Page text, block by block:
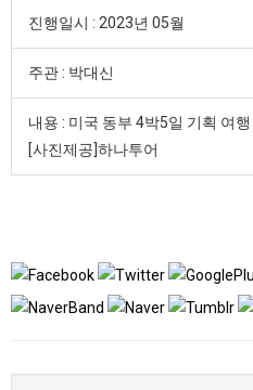
진행일시 : 2023년 05월
주관 : 박대신
내용 : 미국 동부 4박5일 기획 여
[사진제공]하나투어